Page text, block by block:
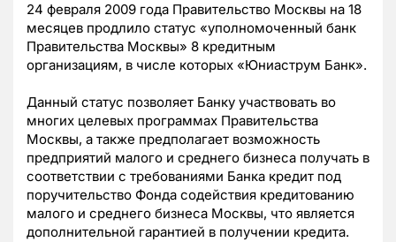
24 февраля 2009 года Правительство Москвы на 18
месяцев продлило статус «уполномоченный банк
Правительства Москвы» 8 кредитным
организациям, в числе которых «Юниаструм Банк».
Данный статус позволяет Банку участвовать во
многих целевых программах Правительства
Москвы, а также предполагает возможность
предприятий малого и среднего бизнеса получать в
соответствии с требованиями Банка кредит под
поручительство Фонда содействия кредитованию
малого и среднего бизнеса Москвы, что является
дополнительной гарантией в получении кредита.